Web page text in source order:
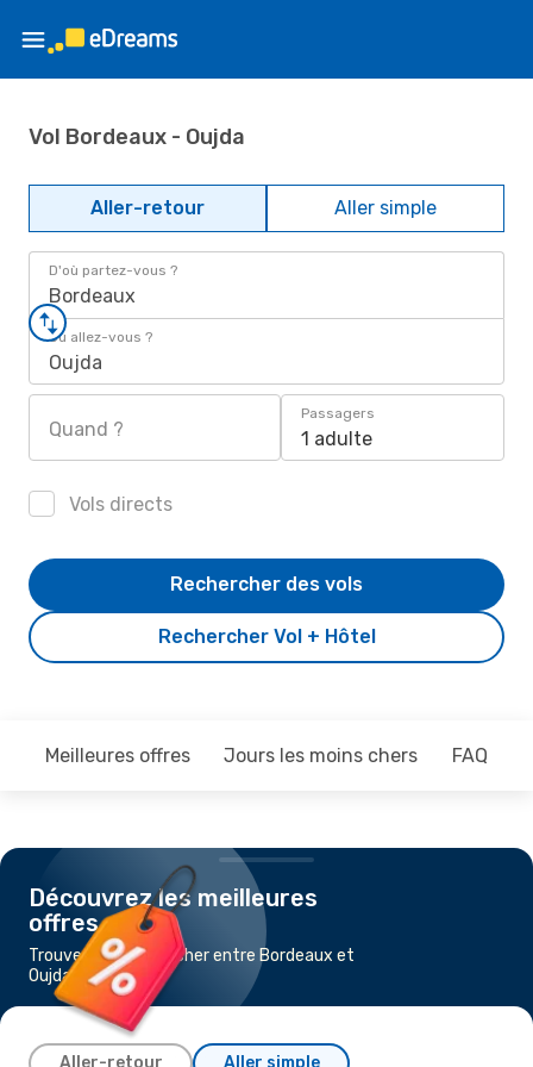
Vol Bordeaux - Oujda
Aller-retour Aller simple
D'où partez-vous ?
Bordeaux
Où allez-vous ?
Oujda
Quand ?
Passagers
1 adulte
Vols directs
Rechercher Vol + Hôtel
Rechercher des vols
Meilleures offres Jours les moins chers FAQ
Découvrez les meilleures
offres
Trouvez un vol pas cher entre Bordeaux et
Oujda
Aller-retour Aller simple